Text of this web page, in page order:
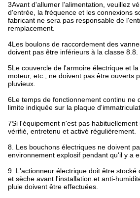
3Avant d'allumer l'alimentation, veuillez
d'entrée, la fréquence et les connexions
fabricant ne sera pas responsable de
remplacement.
4Les boulons de raccordement des
doivent pas être inférieurs à la classe 8.8.
5Le couvercle de l'armoire électrique et
moteur, etc., ne doivent pas être ouverts
pluvieux.
6Le temps de fonctionnement continu ne
limite indiquée sur la plaque
7Si l'équipement n'est pas habituellement
vérifié, entretenu et activé régulièrement.
8. Les bouchons électriques ne doivent
environnement explosif pendant qu'il y a
9. L'actionneur électrique doit être stocké
et sèche avant l'installation.et anti-
pluie doivent être effectuées.